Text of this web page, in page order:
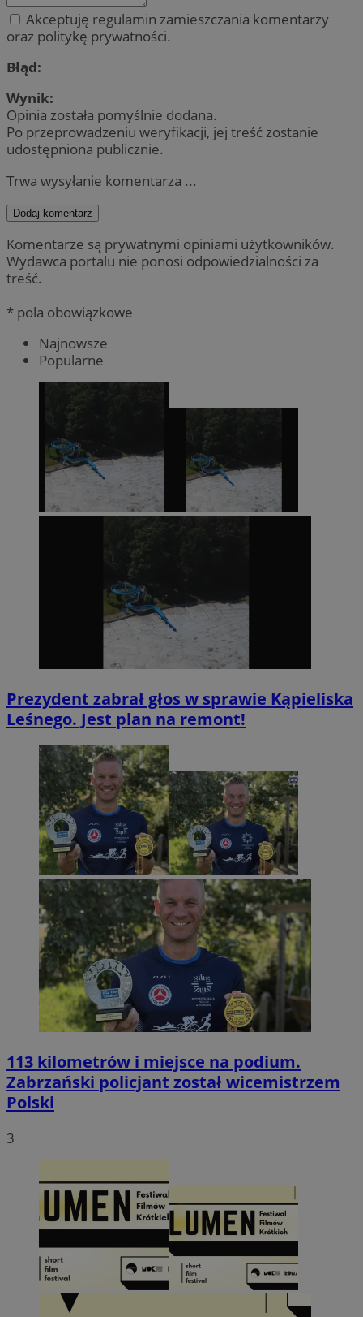
Akceptuję regulamin zamieszczania komentarzy
oraz politykę prywatności.
Błąd:
Wynik:
Opinia została pomyślnie dodana.
Po przeprowadzeniu weryfikacji, jej treść zostanie
udostępniona publicznie.
Trwa wysyłanie komentarza ...
Dodaj komentarz
Komentarze są prywatnymi opiniami użytkowników.
Wydawca portalu nie ponosi odpowiedzialności za
treść.
* pola obowiązkowe
Najnowsze
Popularne
Prezydent zabrał głos w sprawie Kąpieliska
Leśnego. Jest plan na remont!
113 kilometrów i miejsce na podium.
Zabrzański policjant został wicemistrzem
Polski
3